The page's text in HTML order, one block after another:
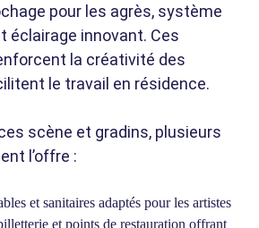
pour les agrès, système
éclairage innovant. Ces
la créativité des
le travail en résidence.
scène et gradins, plusieurs
l’offre :
et sanitaires adaptés pour les artistes
et points de restauration offrant